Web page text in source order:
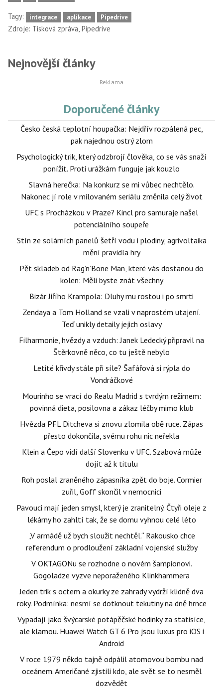
Tagy: integrace aplikace Pipedrive
Zdroje: Tisková zpráva Pipedrive
Nejnovější články
Doporučené články
Česko česká teplotní houpačka: Nejdřív rozpálená pec,
pak najednou ostrý zlom
Psychologický trik, který odzbrojí člověka, co se vás snaží
ponížit. Proti urážkám funguje jak kouzlo
Slavná herečka: Na konkurz se mi vůbec nechtělo.
Nakonec jí role v milovaném seriálu změnila celý život
UFC s Procházkou v Praze? Kincl pro samuraje našel
potenciálního soupeře
Stín ze solárních panelů šetří vodu i plodiny, agrivoltaika
mění pravidla hry
Pět skladeb od Rag’n’Bone Man, které vás dostanou do
kolen: Měli byste znát všechny
Bizár Jiřího Krampola: Dluhy mu rostou i po smrti
Zendaya a Tom Holland se vzali v naprostém utajení.
Teď unikly detaily jejich oslavy
Filharmonie, hvězdy a vzduch: Janek Ledecký připravil na
Štěrkovně něco, co tu ještě nebylo
Letité křivdy stále při síle? Šafářová si rýpla do
Vondráčkové
Mourinho se vrací do Realu Madrid s tvrdým režimem:
povinná dieta, posilovna a zákaz léčby mimo klub
Hvězda PFL Ditcheva si znovu zlomila obě ruce. Zápas
přesto dokončila, svému rohu nic neřekla
Klein a Čepo vidí další Slovenku v UFC. Szabová může
dojít až k titulu
Roh poslal zraněného zápasníka zpět do boje. Cormier
zuřil, Goff skončil v nemocnici
Pavouci mají jeden smysl, který je zranitelný. Čtyři oleje z
lékárny ho zahltí tak, že se domu vyhnou celé léto
„V armádě už bych sloužit nechtěl.“ Rakousko chce
referendum o prodloužení základní vojenské služby
V OKTAGONu se rozhodne o novém šampionovi.
Gogoladze vyzve neporaženého Klinkhammera
Jeden trik s octem a okurky ze zahrady vydrží klidně dva
roky. Podmínka: nesmí se dotknout tekutiny na dně hrnce
Vypadají jako švýcarské potápěčské hodinky za statisíce,
ale klamou. Huawei Watch GT 6 Pro jsou luxus pro iOS i
Android
V roce 1979 někdo tajně odpálil atomovou bombu nad
oceánem. Američané zjistili kdo, ale svět se to nesměl
dozvědět